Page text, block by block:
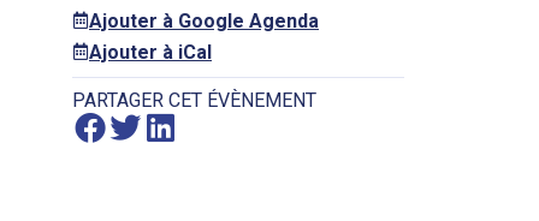
Ajouter à Google Agenda
Ajouter à iCal
PARTAGER CET ÉVÈNEMENT